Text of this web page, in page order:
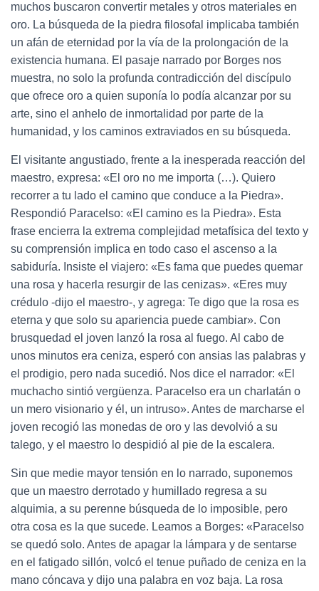
muchos buscaron convertir metales y otros materiales en
oro. La búsqueda de la piedra filosofal implicaba también
un afán de eternidad por la vía de la prolongación de la
existencia humana. El pasaje narrado por Borges nos
muestra, no solo la profunda contradicción del discípulo
que ofrece oro a quien suponía lo podía alcanzar por su
arte, sino el anhelo de inmortalidad por parte de la
humanidad, y los caminos extraviados en su búsqueda.
El visitante angustiado, frente a la inesperada reacción del
maestro, expresa: «El oro no me importa (…). Quiero
recorrer a tu lado el camino que conduce a la Piedra».
Respondió Paracelso: «El camino es la Piedra». Esta
frase encierra la extrema complejidad metafísica del texto y
su comprensión implica en todo caso el ascenso a la
sabiduría. Insiste el viajero: «Es fama que puedes quemar
una rosa y hacerla resurgir de las cenizas». «Eres muy
crédulo -dijo el maestro-, y agrega: Te digo que la rosa es
eterna y que solo su apariencia puede cambiar». Con
brusquedad el joven lanzó la rosa al fuego. Al cabo de
unos minutos era ceniza, esperó con ansias las palabras y
el prodigio, pero nada sucedió. Nos dice el narrador: «El
muchacho sintió vergüenza. Paracelso era un charlatán o
un mero visionario y él, un intruso». Antes de marcharse el
joven recogió las monedas de oro y las devolvió a su
talego, y el maestro lo despidió al pie de la escalera.
Sin que medie mayor tensión en lo narrado, suponemos
que un maestro derrotado y humillado regresa a su
alquimia, a su perenne búsqueda de lo imposible, pero
otra cosa es la que sucede. Leamos a Borges: «Paracelso
se quedó solo. Antes de apagar la lámpara y de sentarse
en el fatigado sillón, volcó el tenue puñado de ceniza en la
mano cóncava y dijo una palabra en voz baja. La rosa